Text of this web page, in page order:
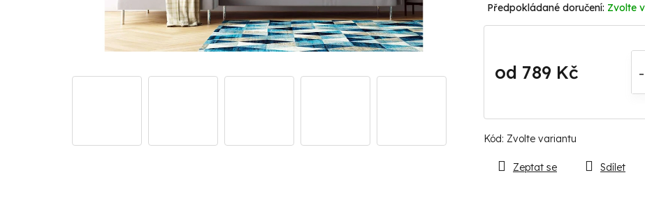
Kód: Zvolte variantu
Zvolte
od 789 Kč
Zeptat se Sdílet